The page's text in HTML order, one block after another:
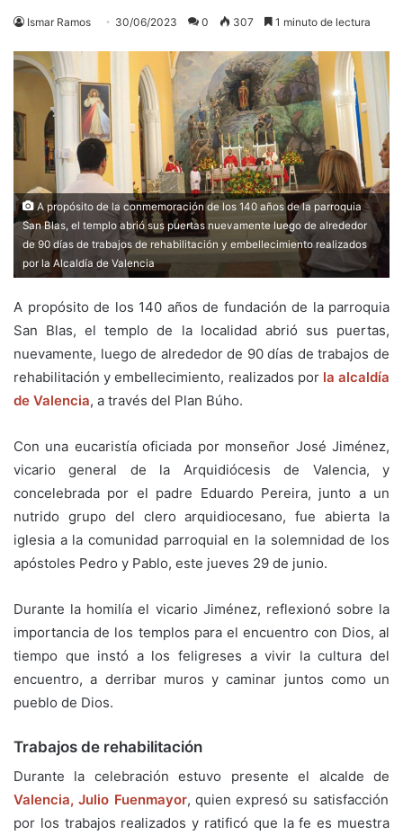
Ismar Ramos 30/06/2023 0 307 1 minuto de lectura
A propósito de la conmemoración de los 140 años de la parroquia
San Blas, el templo abrió sus puertas nuevamente luego de alrededor
de 90 días de trabajos de rehabilitación y embellecimiento realizados
por la Alcaldía de Valencia
A propósito de los 140 años de fundación de la parroquia
San Blas, el templo de la localidad abrió sus puertas,
nuevamente, luego de alrededor de 90 días de trabajos de
rehabilitación y embellecimiento, realizados por la alcaldía
de Valencia, a través del Plan Búho.
Con una eucaristía oficiada por monseñor José Jiménez,
vicario general de la Arquidiócesis de Valencia, y
concelebrada por el padre Eduardo Pereira, junto a un
nutrido grupo del clero arquidiocesano, fue abierta la
iglesia a la comunidad parroquial en la solemnidad de los
apóstoles Pedro y Pablo, este jueves 29 de junio.
Durante la homilía el vicario Jiménez, reflexionó sobre la
importancia de los templos para el encuentro con Dios, al
tiempo que instó a los feligreses a vivir la cultura del
encuentro, a derribar muros y caminar juntos como un
pueblo de Dios.
Trabajos de rehabilitación
Durante la celebración estuvo presente el alcalde de
Valencia, Julio Fuenmayor, quien expresó su satisfacción
por los trabajos realizados y ratificó que la fe es muestra